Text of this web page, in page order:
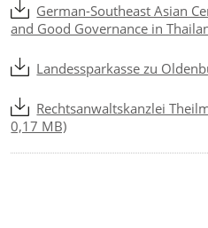
German-Southeast Asian
and Good Governance in
Landessparkasse zu
Rechtsanwaltskanzlei
0,17 MB)